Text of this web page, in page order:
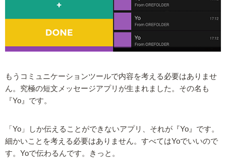
もうコミュニケーションツールで内容を考える必要はありませ
ん。究極の短文メッセージアプリが生まれました。その名も
『Yo』です。
「Yo」しか伝えることができないアプリ、それが『Yo』です。
細かいことを考える必要はありません。すべてはYoでいいので
す。Yoで伝わるんです。きっと。